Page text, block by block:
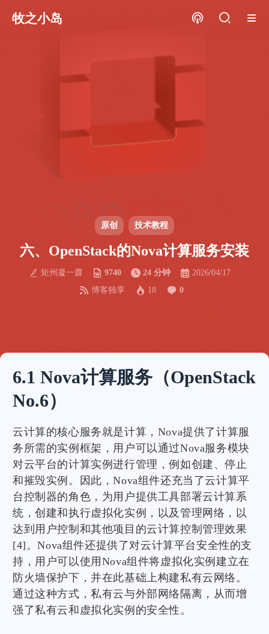
牧之小岛
原创 技术教程
六、OpenStack的Nova计算服务安装
矩州凝一齋 9740 24 分钟
2026/04/17
博客独享
18 0
6.1 Nova计算服务（OpenStack
No.6）
云计算的核心服务就是计算，Nova提供了计算服
务所需的实例框架，用户可以通过Nova服务模块
对云平台的计算实例进行管理，例如创建、停止
和摧毁实例。因此，Nova组件还充当了云计算平
台控制器的角色，为用户提供工具部署云计算系
统，创建和执行虚拟化实例，以及管理网络，以
达到用户控制和其他项目的云计算控制管理效果
[4]。Nova组件还提供了对云计算平台安全性的支
持，用户可以使用Nova组件将虚拟化实例建立在
防火墙保护下，并在此基础上构建私有云网络。
通过这种方式，私有云与外部网络隔离，从而增
强了私有云和虚拟化实例的安全性。